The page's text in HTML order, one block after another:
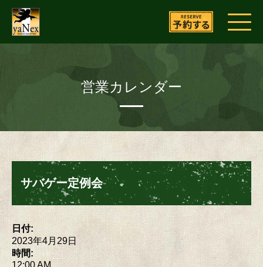
営業カレンダー
サバゲー定例会
日付:
2023年4月29日
時間:
12:00 AM